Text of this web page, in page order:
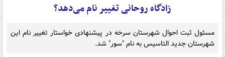
زادگاه روحانی تغییر نام می‌دهد؟
مسئول ثبت احوال شهرستان سرخه در پیشنهادی خواستار تغییر نام این
شهرستان جدید التاسیس به نام "سور" شد.